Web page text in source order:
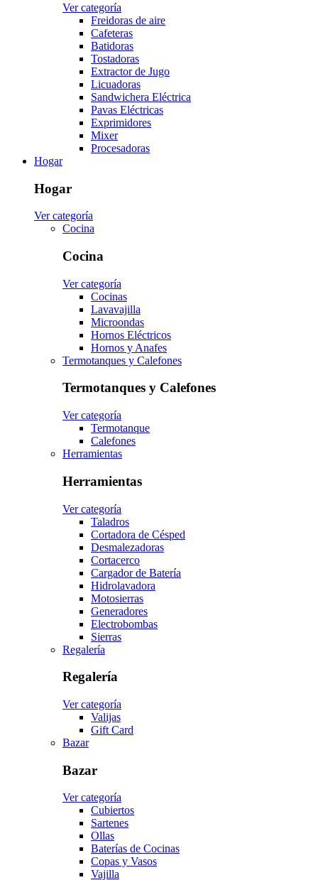
Ver categoría
Freidoras de aire
Cafeteras
Batidoras
Tostadoras
Extractor de Jugo
Licuadoras
Sandwichera Eléctrica
Pavas Eléctricas
Exprimidores
Mixer
Procesadoras
Hogar
Hogar
Ver categoría
Cocina
Cocina
Ver categoría
Cocinas
Lavavajilla
Microondas
Hornos Eléctricos
Hornos y Anafes
Termotanques y Calefones
Termotanques y Calefones
Ver categoría
Termotanque
Calefones
Herramientas
Herramientas
Ver categoría
Taladros
Cortadora de Césped
Desmalezadoras
Cortacerco
Cargador de Batería
Hidrolavadora
Motosierras
Generadores
Electrobombas
Sierras
Regalería
Regalería
Ver categoría
Valijas
Gift Card
Bazar
Bazar
Ver categoría
Cubiertos
Sartenes
Ollas
Baterías de Cocinas
Copas y Vasos
Vajilla